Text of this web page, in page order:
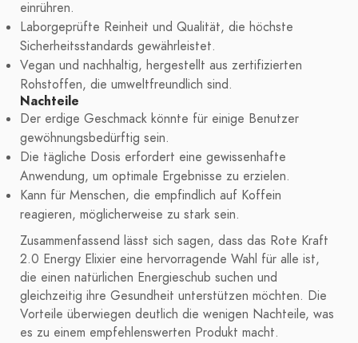
einrühren.
Laborgeprüfte Reinheit und Qualität, die höchste
Sicherheitsstandards gewährleistet.
Vegan und nachhaltig, hergestellt aus zertifizierten
Rohstoffen, die umweltfreundlich sind.
Nachteile
Der erdige Geschmack könnte für einige Benutzer
gewöhnungsbedürftig sein.
Die tägliche Dosis erfordert eine gewissenhafte
Anwendung, um optimale Ergebnisse zu erzielen.
Kann für Menschen, die empfindlich auf Koffein
reagieren, möglicherweise zu stark sein.
Zusammenfassend lässt sich sagen, dass das Rote Kraft
2.0 Energy Elixier eine hervorragende Wahl für alle ist,
die einen natürlichen Energieschub suchen und
gleichzeitig ihre Gesundheit unterstützen möchten. Die
Vorteile überwiegen deutlich die wenigen Nachteile, was
es zu einem empfehlenswerten Produkt macht.